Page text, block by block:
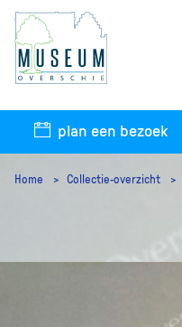
plan een bezoek
Home Collectie-overzicht